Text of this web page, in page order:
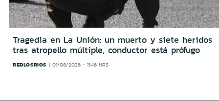
Tragedia en La Unión: un muerto y siete heridos
tras atropello múltiple, conductor está prófugo
REDLOSRIOS 01/08/2026 - 11:46 HRS